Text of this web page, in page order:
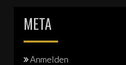
META
Anmelden